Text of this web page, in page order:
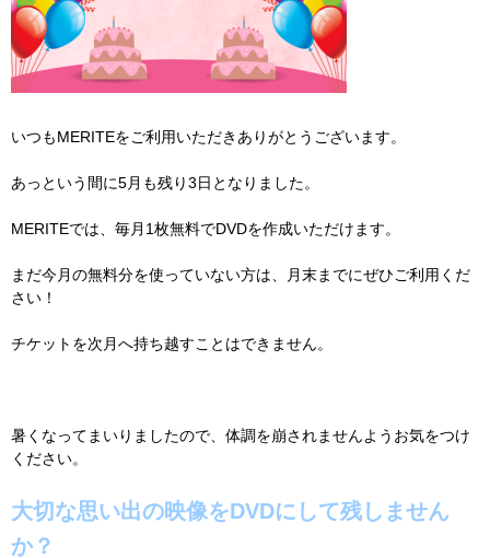
いつもMERITEをご利用いただきありがとうございます。
あっという間に5月も残り3日となりました。
MERITEでは、毎月1枚無料でDVDを作成いただけます。
まだ今月の無料分を使っていない方は、月末までにぜひご利用くだ
さい！
チケットを次月へ持ち越すことはできません。
暑くなってまいりましたので、体調を崩されませんようお気をつけ
ください。
大切な思い出の映像をDVDにして残しません
か？